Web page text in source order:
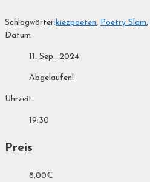
Schlagwörter:kiezpoeten, Poetry Slam,
Datum
11. Sep.. 2024
Abgelaufen!
Uhrzeit
19:30
Preis
8,00€